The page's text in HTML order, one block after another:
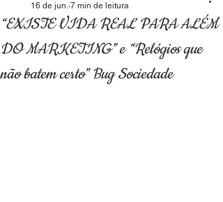
“EXISTE VIDA REAL PARA ALÉM
DO MARKETING” e “Relógios que
não batem certo" Bug Sociedade
16 de jun. 7 min de leitura